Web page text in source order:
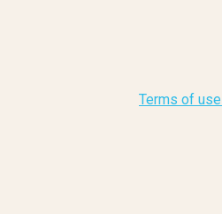
Terms of use